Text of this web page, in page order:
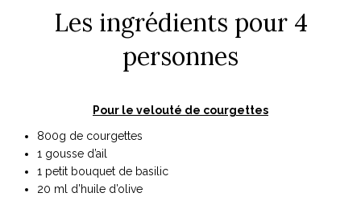
Les ingrédients pour 4
personnes
Pour le velouté de courgettes
800g de courgettes
1 gousse d’ail
1 petit bouquet de basilic
20 ml d’huile d’olive